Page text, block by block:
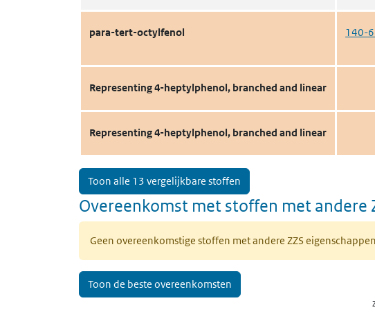
para-tert-octylfenol 140-
Representing 4-heptylphenol, branched and linear
Representing 4-heptylphenol, branched and linear
Toon alle 13 vergelijkbare stoffen
Overeenkomst met stoffen met andere
Geen overeenkomstige stoffen met andere ZZS
Toon de beste overeenkomsten